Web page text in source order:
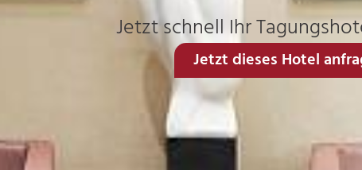
Jetzt schnell Ihr
Jetzt dieses Hotel